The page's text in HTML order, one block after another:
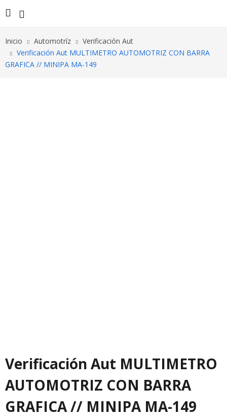
Inicio Automotríz
Verificación Aut
Verificación Aut MULTIMETRO AUTOMOTRIZ CON BARRA
GRAFICA // MINIPA MA-149
Verificación Aut MULTIMETRO
AUTOMOTRIZ CON BARRA
GRAFICA // MINIPA MA-149